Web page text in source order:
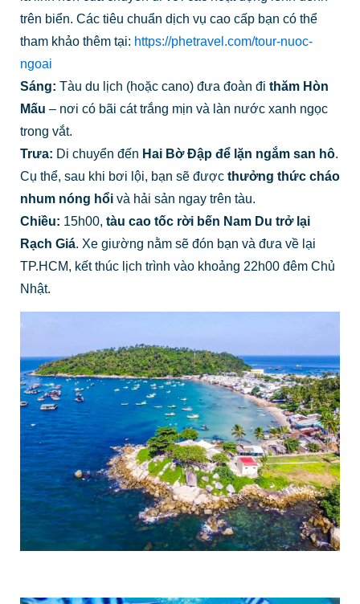
trên biển. Các tiêu chuẩn dịch vụ cao cấp bạn có thể
tham khảo thêm tại: https://phetravel.com/tour-nuoc-
ngoai
Sáng: Tàu du lịch (hoặc cano) đưa đoàn đi thăm Hòn
Mấu – nơi có bãi cát trắng mịn và làn nước xanh ngọc
trong vắt.
Trưa: Di chuyển đến Hai Bờ Đập để lặn ngắm san hô.
Cụ thể, sau khi bơi lội, bạn sẽ được thưởng thức cháo
nhum nóng hổivà hải sản ngay trên tàu.
Chiều: 15h00, tàu cao tốc rời bến Nam Du trở lại
Rạch Giá. Xe giường nằm sẽ đón bạn và đưa về lại
TP.HCM, kết thúc lịch trình vào khoảng 22h00 đêm Chủ
Nhật.